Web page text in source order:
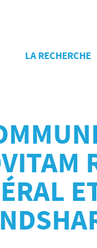
LA RECHERCHE